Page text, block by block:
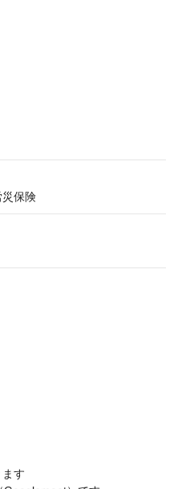
保険
す